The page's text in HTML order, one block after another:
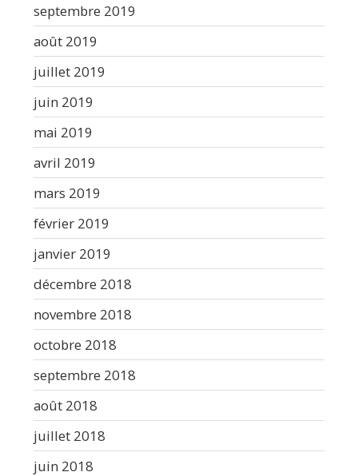
septembre 2019
août 2019
juillet 2019
juin 2019
mai 2019
avril 2019
mars 2019
février 2019
janvier 2019
décembre 2018
novembre 2018
octobre 2018
septembre 2018
août 2018
juillet 2018
juin 2018